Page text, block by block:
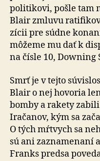
politikovi, pošle tam
Blair zmluvu
zícii pre súdne
môžeme mu dať k
na čísle 10, Downing
Smrť je v tejto
Blair o nej hovoria
bomby a rakety
Iračanov, kým sa
O tých mŕtvych sa
sú ani zazna­me­naní
Franks predsa